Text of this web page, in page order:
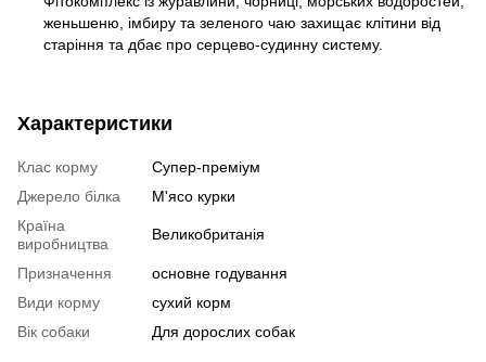
женьшеню, імбиру та зеленого чаю захищає клітини від
старіння та дбає про серцево-судинну систему.
Характеристики
Клас корму
Супер-преміум
Джерело білка
М'ясо курки
Країна
виробництва
Великобританія
Призначення
основне годування
Види корму
сухий корм
Вік собаки
Для дорослих собак